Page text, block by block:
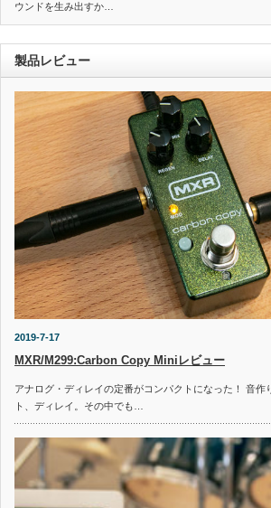
ウンドを生み出すか…
製品レビュー
2019-7-17
MXR/M299:Carbon Copy Miniレビュー
アナログ・ディレイの定番がコンパクトになった！ 音作
ト、ディレイ。その中でも…